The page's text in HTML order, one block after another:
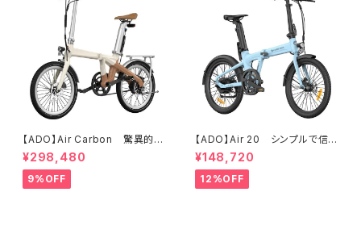
【ADO】Air Carbon 驚異的な
軽さとスタイルが自慢です！カー
ボンフレームの電動アシスト折
り畳み自転車！
¥298,480
9%OFF
【ADO】Air 20 シンプルで信
頼性の高いADOの折り畳み式
電動アシスト自転車
¥148,720
12%OFF